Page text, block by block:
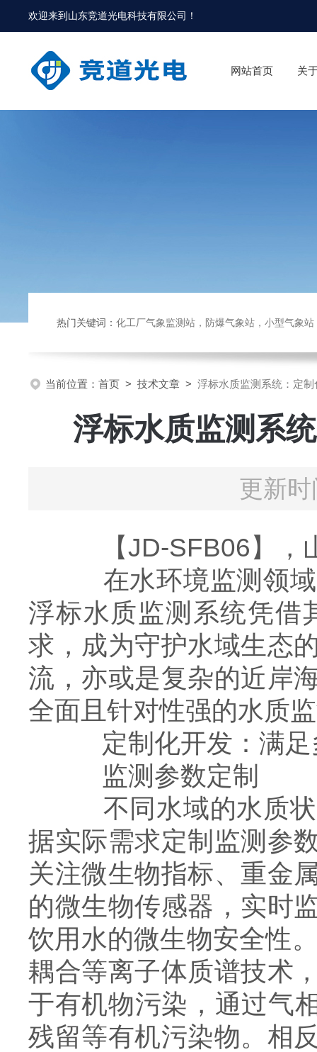
欢迎来到 山东竞道光电科技有限公司 ！
网站首页 关
热门关键词： 化工厂气象监测站，防爆气象站，小型气象站，化
当前位置： 首页 > 技术文章 > 浮标水质监测系统：定
浮标水质监测系
更新
【JD-SFB06】，山
在水环境监测领域
浮标水质监测系统凭借
求，成为守护水域生态
流，亦或是复杂的近岸
全面且针对性强的水质
定制化开发：满足
监测参数定制
不同水域的水质状
据实际需求定制监测参
关注微生物指标、重金
的微生物传感器，实时
饮用水的微生物安全性
耦合等离子体质谱技术
于有机物污染，通过气
残留等有机污染物。相